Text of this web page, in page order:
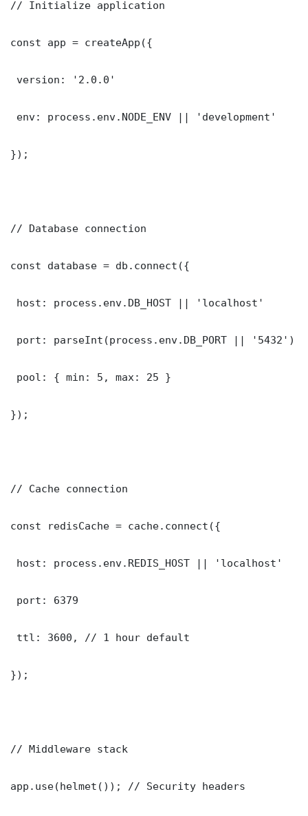
// Initialize application
const app = createApp({
version: '2.0.0'
env: process.env.NODE_ENV || 'development'
});
// Database connection
const database = db.connect({
host: process.env.DB_HOST || 'localhost'
port: parseInt(process.env.DB_PORT || '5432')
pool: { min: 5, max: 25 }
});
// Cache connection
const redisCache = cache.connect({
host: process.env.REDIS_HOST || 'localhost'
port: 6379
ttl: 3600, // 1 hour default
});
// Middleware stack
app.use(helmet()); // Security headers